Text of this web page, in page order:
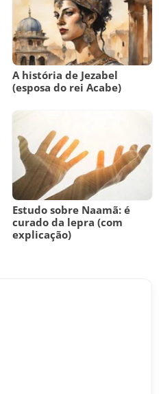
A história de Jezabel
(esposa do rei Acabe)
Estudo sobre Naamã: é
curado da lepra (com
explicação)